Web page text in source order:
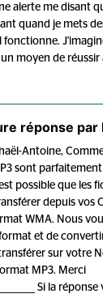
alerte me disant
quand je mets
moyen de
réponse par
Antoine,
sont
possible que les
depuis vos
WMA. Nous
et de
sur votre
MP3. Merci
Si la